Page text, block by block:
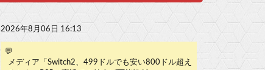
2026年8月06日 16:13
💬
メディア「Switch2、499ドルでも安い800ドル超え